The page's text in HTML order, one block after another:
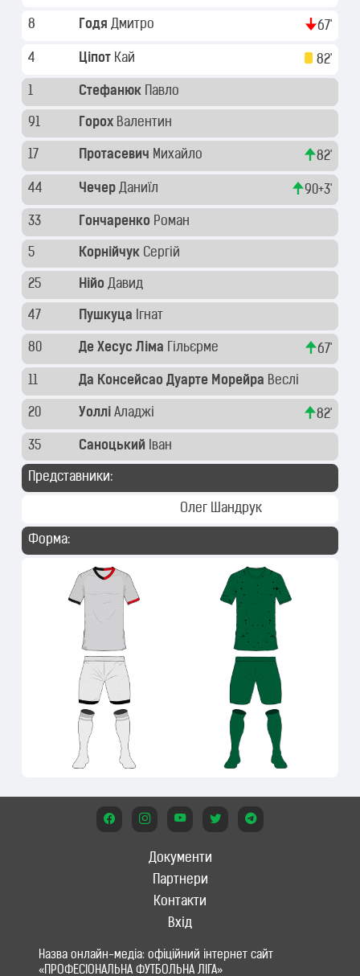
8 Годя Дмитро 67'
4 Ціпот Кай 82'
1 Стефанюк Павло
91 Горох Валентин
17 Протасевич Михайло 82'
44 Чечер Даниїл 90+3'
33 Гончаренко Роман
5 Корнійчук Сергій
25 Нійо Давид
47 Пушкуца Ігнат
80 Де Хесус Ліма Гільєрме 67'
11 Да Консейсао Дуарте Морейра Веслі
20 Уоллі Аладжі 82'
35 Саноцький Іван
Представники:
Олег Шандрук
Форма:
Документи
Партнери
Контакти
Вхід
Назва онлайн-медіа: офіційний інтернет сайт
«ПРОФЕСІОНАЛЬНА ФУТБОЛЬНА ЛІГА»